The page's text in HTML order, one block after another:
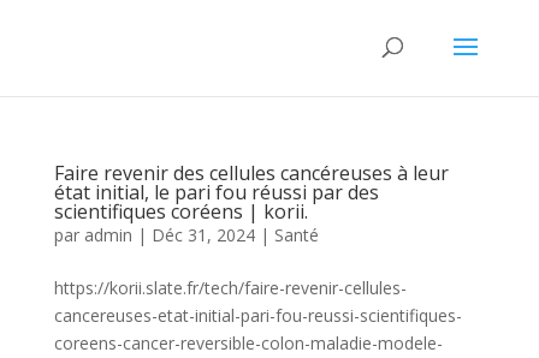
Faire revenir des cellules cancéreuses à leur
état initial, le pari fou réussi par des
scientifiques coréens | korii.
par admin | Déc 31, 2024| Santé
https://korii.slate.fr/tech/faire-revenir-cellules-
cancereuses-etat-initial-pari-fou-reussi-scientifiques-
coreens-cancer-reversible-colon-maladie-modele-